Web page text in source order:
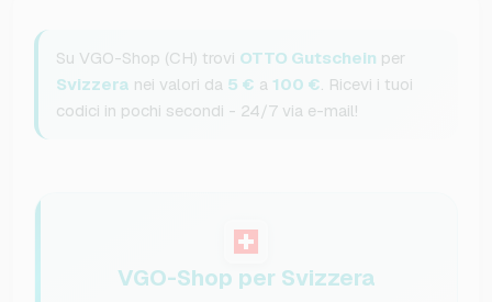
Su VGO-Shop (CH) trovi OTTO Gutschein per
Svizzera nei valori da 5 € a 100 €. Ricevi i tuoi
codici in pochi secondi - 24/7 via e-mail!
VGO-Shop per Svizzera